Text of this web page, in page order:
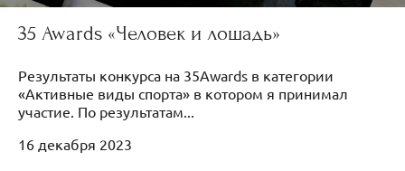
35 Awards «Человек и лошадь»
Результаты конкурса на 35Awards в категории
«Активные виды спорта» в котором я принимал
участие. По результатам...
16 декабря 2023